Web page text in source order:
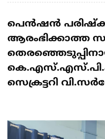
പെൻഷൻ
ആരംഭിക്കാത്ത
സെക്രട്ടറി